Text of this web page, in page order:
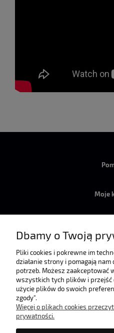
Moje
O
Dbamy o Twoją
Pliki cookies i pokrewne im
działanie strony i pomagają
potrzeb. Możesz zaakceptować
wszystkich tych plików i przejść
użycie plików do swoich
zgody".
Więcej o plikach cookies
prywatności.